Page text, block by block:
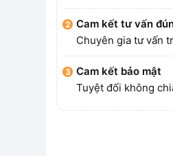
Cam kết tư vấn
Chuyên gia tư vấn
Cam kết bảo mật
Tuyệt đối không